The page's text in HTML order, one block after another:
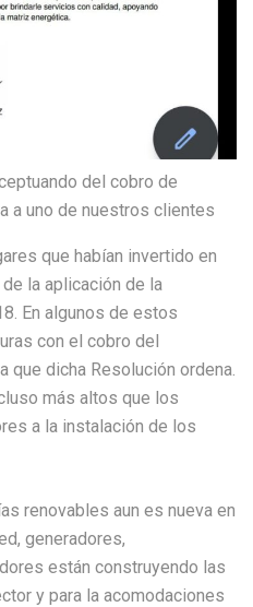
del cobro de
a uno de nuestros clientes
que habían invertido en
la aplicación de la
En algunos de estos
con el cobro del
que dicha Resolución ordena.
más altos que los
a la instalación de los
renovables aun es nueva en
generadores,
están construyendo las
y para la acomodaciones